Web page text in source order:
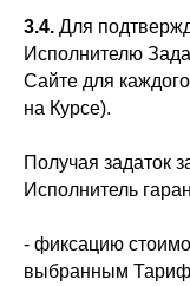
3.4. Для
Исполнителю
Сайте для
на Курсе).
Получая задаток
Исполнитель
- фиксацию
выбранным